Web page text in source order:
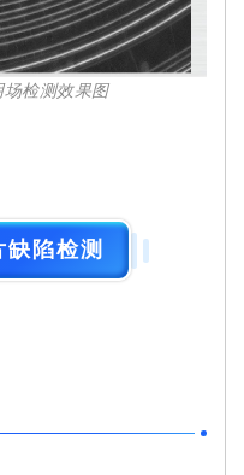
检测效果图
陷检测